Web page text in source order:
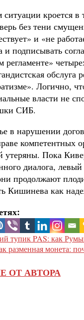
кроется
без тени
и «не
и подписывать
Логично,
власти не
СИБ.
в нарушении
компетентных
утеряны. Пока
диалога,
продолжают
Кишинева как
тупик PAS: как
разменная монета:
ОТ АВТОРА